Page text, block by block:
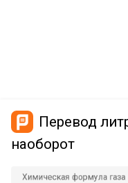
Перевод
наоборот
Химическая формула газа